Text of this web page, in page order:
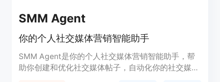
SMM Agent
你的个人社交媒体营销智能助手
SMM Agent是你的个人社交媒体营销智能助手，帮
助你创建和优化社交媒体帖子，自动化你的社交媒体